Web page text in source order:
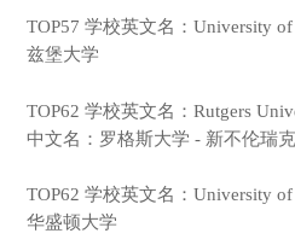
TOP57 学校英文名：University
兹堡大学
TOP62 学校英文名：Rutgers
中文名：罗格斯大学 - 新不伦瑞
TOP62 学校英文名：University
华盛顿大学